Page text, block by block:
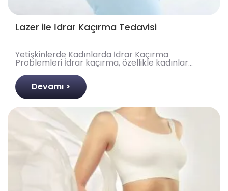
Lazer ile İdrar Kaçırma Tedavisi
Yetişkinlerde Kadınlarda İdrar Kaçırma
Problemleri İdrar kaçırma, özellikle kadınlar
arasında yaygın bir sağlık sorunu olup, birçok
kişinin günlük ya..
Devamı >